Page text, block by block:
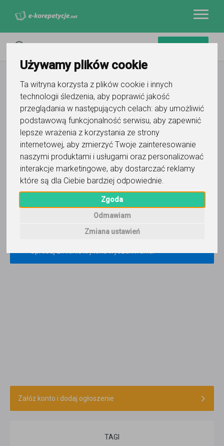
Używamy plików cookie
Ta witryna korzysta z plików cookie i innych
technologii śledzenia, aby poprawić jakość
przeglądania w następujących celach: aby umożliwić
podstawową funkcjonalność serwisu, aby zapewnić
lepsze wrażenia z korzystania ze strony
internetowej, aby zmierzyć Twoje zainteresowanie
naszymi produktami i usługami oraz personalizować
interakcje marketingowe, aby dostarczać reklamy
które są dla Ciebie bardziej odpowiednie
Zgoda
Odmawiam
Zmiana ustawień
Filtry
Końskie świętokrzyskie
Wyczyść wszystko
korepetytorów
Język polski dla cudzoziemców
Nie odnaleziono ogłoszenia o szukanych
Załóż konto i dodaj ogłoszenie
TAGI